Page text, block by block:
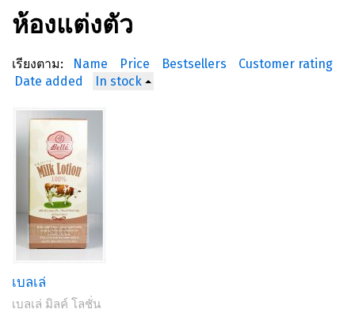
ห้องแต่งตัว
เรียงตาม: Name Price Bestsellers
Customer rating
Date added
In stock
เบลเล่
เบลเล่ มิลค์ โลชั่น